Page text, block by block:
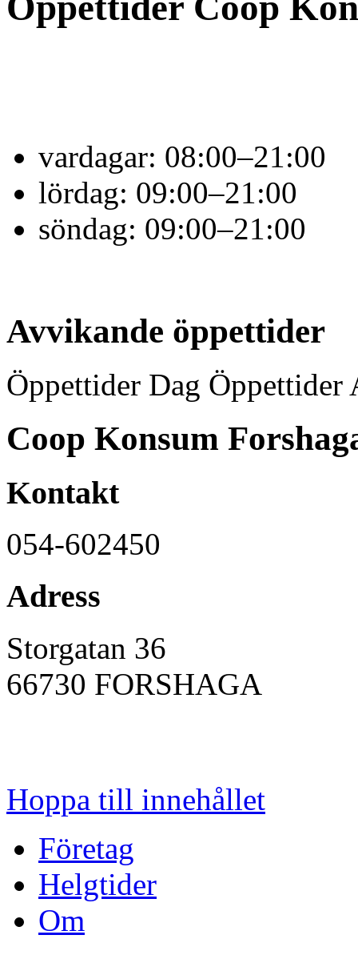
vardagar: 08:00–21:00
lördag: 09:00–21:00
söndag: 09:00–21:00
Avvikande öppettider
Öppettider Dag
Coop Konsum
Kontakt
054-602450
Adress
Storgatan 36
66730 FORSHAGA
Hoppa till innehållet
Företag
Helgtider
Om